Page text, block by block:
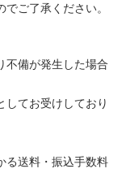
ご了承ください。
不備が発生した場合
してお受けしており
る送料・振込手数料